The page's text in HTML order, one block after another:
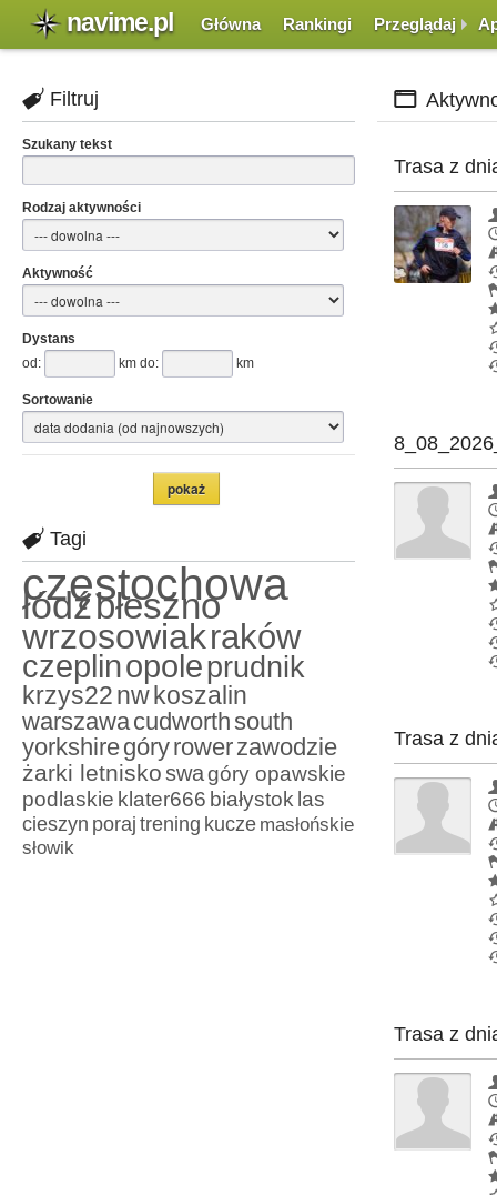
navime.pl Główna Rankingi Przeglądaj
Filtruj
Szukany tekst
Rodzaj aktywności
Aktywność
Dystans
od:
km do: km
Sortowanie
Tagi
częstochowa
łódźbłeszno
wrzosowiakraków
czeplinopoleprudnik
krzys22nwkoszalin
warszawacudworthsouth
yorkshiregóryrowerzawodzie
żarki letniskoswagóry opawskie
podlaskie klater666 białystok las
cieszyn poraj trening kucze masłońskie
słowik
Trasa z
Trasa z
Trasa z